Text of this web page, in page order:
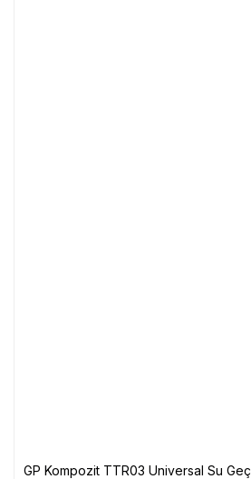
GP Kompozit TTR03 Universal Su